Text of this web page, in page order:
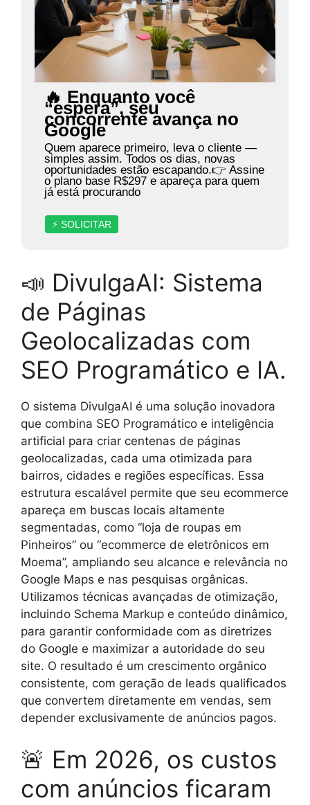
🔥 Enquanto você
“espera”, seu
concorrente avança no
Google
Quem aparece primeiro, leva o cliente —
simples assim. Todos os dias, novas
oportunidades estão escapando.👉 Assine
o plano base R$297 e apareça para quem
já está procurando
⚡ SOLICITAR
📣 DivulgaAI: Sistema
de Páginas
Geolocalizadas com
SEO Programático e IA.
O sistema DivulgaAI é uma solução inovadora
que combina SEO Programático e inteligência
artificial para criar centenas de páginas
geolocalizadas, cada uma otimizada para
bairros, cidades e regiões específicas. Essa
estrutura escalável permite que seu ecommerce
apareça em buscas locais altamente
segmentadas, como “loja de roupas em
Pinheiros” ou “ecommerce de eletrônicos em
Moema”, ampliando seu alcance e relevância no
Google Maps e nas pesquisas orgânicas.
Utilizamos técnicas avançadas de otimização,
incluindo Schema Markup e conteúdo dinâmico,
para garantir conformidade com as diretrizes
do Google e maximizar a autoridade do seu
site. O resultado é um crescimento orgânico
consistente, com geração de leads qualificados
que convertem diretamente em vendas, sem
depender exclusivamente de anúncios pagos.
🚨 Em 2026, os custos
com anúncios ficaram